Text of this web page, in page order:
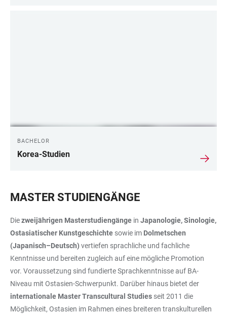
BACHELOR
Korea-Studien
MASTER STUDIENGÄNGE
Diezweijährigen Masterstudiengänge in Japanologie, Sinologie,
Ostasiatischer Kunstgeschichte sowie im Dolmetschen
(Japanisch–Deutsch) vertiefen sprachliche und fachliche
Kenntnisse und bereiten zugleich auf eine mögliche Promotion
vor. Voraussetzung sind fundierte Sprachkenntnisse auf BA-
Niveau mit Ostasien-Schwerpunkt. Darüber hinaus bietet der
internationale Master Transcultural Studies seit 2011 die
Möglichkeit, Ostasien im Rahmen eines breiteren transkulturellen